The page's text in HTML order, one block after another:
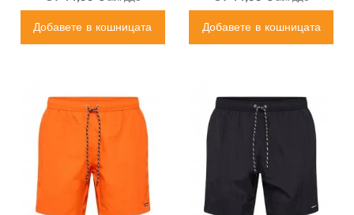
Добавете в кошницата Добавете в кошницата